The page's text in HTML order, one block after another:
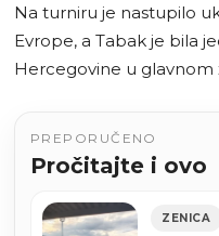
Na turniru je nastupilo
Evrope, a Tabak je bila
Hercegovine u glavnom
PREPORUČENO
Pročitajte i ovo
ZENICA